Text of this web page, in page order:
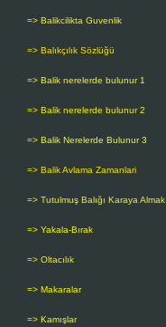
=> Balikcilikta Guvenlik
=> Balıkçılık Sözlüğü
=> Balik nerelerde bulunur 1
=> Balik nerelerde bulunur 2
=> Balik Nerelerde Bulunur 3
=> Balik Avlama Zamanlari
=> Tutulmuş Balığı Karaya Almak
=> Yakala-Bırak
=> Oltacılık
=> Makaralar
=> Kamışlar